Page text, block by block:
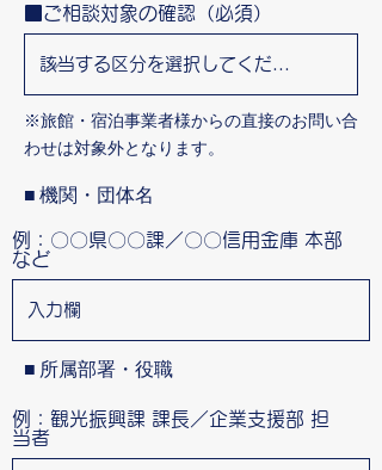
■ご相談対象の確認（必須）
※旅館・宿泊事業者様からの直接のお問い合
わせは対象外となります。
■ 機関・団体名
例：〇〇県〇〇課／〇〇信用金庫 本部
など
■ 所属部署・役職
例：観光振興課 課長／企業支援部 担
当者